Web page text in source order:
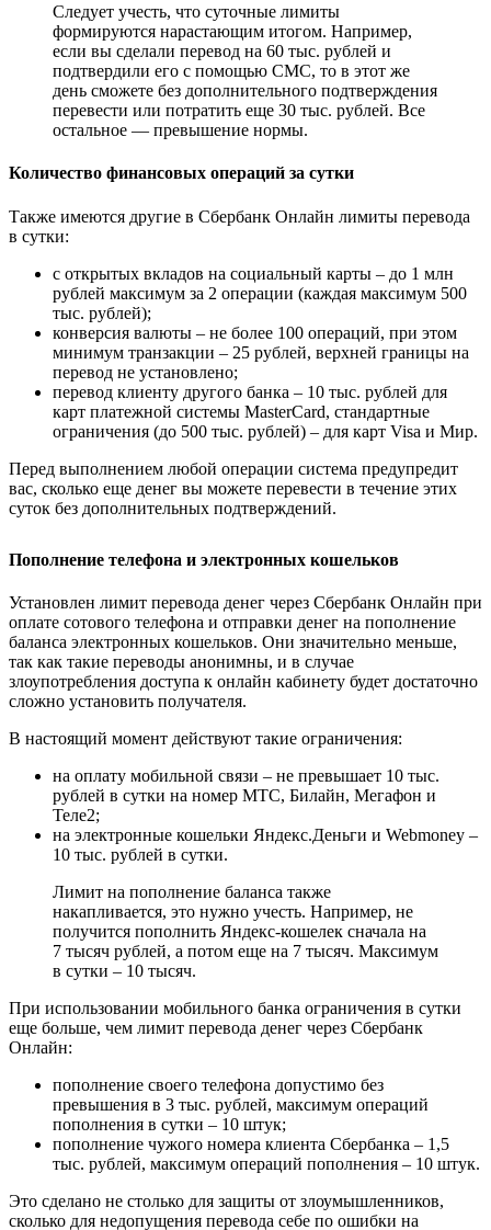
Следует учесть, что суточные лимиты
формируются нарастающим итогом. Например,
если вы сделали перевод на 60 тыс. рублей и
подтвердили его с помощью СМС, то в этот же
день сможете без дополнительного подтверждения
перевести или потратить еще 30 тыс. рублей. Все
остальное — превышение нормы.
Количество финансовых операций за сутки
Также имеются другие в Сбербанк Онлайн лимиты перевода
в сутки:
с открытых вкладов на социальный карты – до 1 млн
рублей максимум за 2 операции (каждая максимум 500
тыс. рублей);
конверсия валюты – не более 100 операций, при этом
минимум транзакции – 25 рублей, верхней границы на
перевод не установлено;
перевод клиенту другого банка – 10 тыс. рублей для
карт платежной системы MasterCard, стандартные
ограничения (до 500 тыс. рублей) – для карт Visa и Мир.
Перед выполнением любой операции система предупредит
вас, сколько еще денег вы можете перевести в течение этих
суток без дополнительных подтверждений.
Пополнение телефона и электронных кошельков
Установлен лимит перевода денег через Сбербанк Онлайн при
оплате сотового телефона и отправки денег на пополнение
баланса электронных кошельков. Они значительно меньше,
так как такие переводы анонимны, и в случае
злоупотребления доступа к онлайн кабинету будет достаточно
сложно установить получателя.
В настоящий момент действуют такие ограничения:
на оплату мобильной связи – не превышает 10 тыс.
рублей в сутки на номер МТС, Билайн, Мегафон и
Теле2;
на электронные кошельки Яндекс.Деньги и Webmoney –
10 тыс. рублей в сутки.
Лимит на пополнение баланса также
накапливается, это нужно учесть. Например, не
получится пополнить Яндекс-кошелек сначала на
7 тысяч рублей, а потом еще на 7 тысяч. Максимум
в сутки – 10 тысяч.
При использовании мобильного банка ограничения в сутки
еще больше, чем лимит перевода денег через Сбербанк
Онлайн:
пополнение своего телефона допустимо без
превышения в 3 тыс. рублей, максимум операций
пополнения в сутки – 10 штук;
пополнение чужого номера клиента Сбербанка – 1,5
тыс. рублей, максимум операций пополнения – 10 штук.
Это сделано не столько для защиты от злоумышленников,
сколько для недопущения перевода себе по ошибки на